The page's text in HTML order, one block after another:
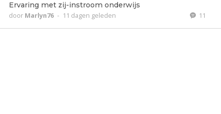
Ervaring met zij-instroom onderwijs
door Marlyn76 - 11 dagen geleden 11